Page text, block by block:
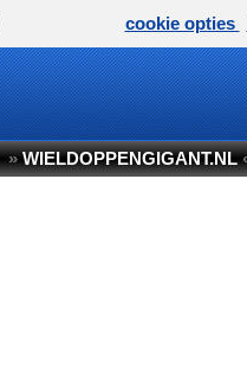
»WIELDOPPENGIGANT.NL
cookie opties